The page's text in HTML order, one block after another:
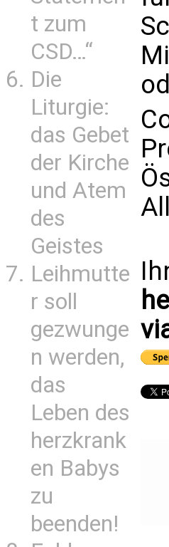
t zum
CSD…“
Die
Liturgie:
das Gebet
der Kirche
und Atem
des
Geistes
Leihmutte
r soll
gezwunge
n werden,
das
Leben des
herzkrank
en Babys
zu
beenden!